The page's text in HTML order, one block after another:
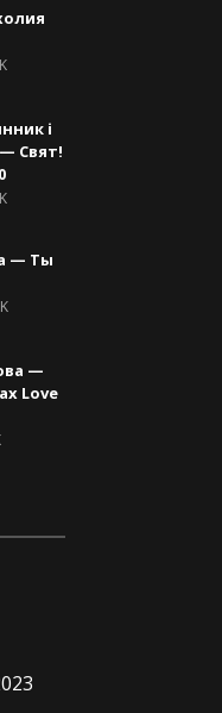
і
Свят!
— Ты
—
Love